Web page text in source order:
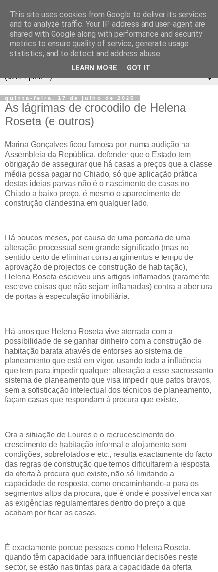
▼
quinta-feira, 17 de julho de 2025
As lágrimas de crocodilo de Helena
Roseta (e outros)
Marina Gonçalves ficou famosa por, numa audição na
Assembleia da República, defender que o Estado tem
obrigação de assegurar que há casas a preços que a classe
média possa pagar no Chiado, só que aplicação prática
destas ideias parvas não é o nascimento de casas no
Chiado a baixo preço, é mesmo o aparecimento de
construção clandestina em qualquer lado.
Há poucos meses, por causa de uma porcaria de uma
alteração processual sem grande significado (mas no
sentido certo de eliminar constrangimentos e tempo de
aprovação de projectos de construção de habitação),
Helena Roseta escreveu uns artigos inflamados (raramente
escreve coisas que não sejam inflamadas) contra a abertura
de portas à especulação imobiliária.
Há anos que Helena Roseta vive aterrada com a
possibilidade de se ganhar dinheiro com a construção de
habitação barata através de entorses ao sistema de
planeamento que está em vigor, usando toda a influência
que tem para impedir qualquer alteração a esse sacrossanto
sistema de planeamento que visa impedir que patos bravos,
sem a sofisticação intelectual dos técnicos de planeamento,
façam casas que respondam à procura que existe.
Ora a situação de Loures e o recrudescimento do
crescimento de habitação informal e alojamento sem
condições, sobrelotados e etc., resulta exactamente do facto
das regras de construção que temos dificultarem a resposta
da oferta à procura que existe, não só limitando a
capacidade de resposta, como encaminhando-a para os
segmentos altos da procura, que é onde é possível encaixar
as exigências regulamentares dentro do preço a que
acabam por ficar as casas.
É exactamente porque pessoas como Helena Roseta,
quando têm capacidade para influenciar decisões neste
sector, se estão nas tintas para a capacidade da oferta
This site uses cookies from Google to deliver its services
and to analyze traffic. Your IP address and user-agent are
shared with Google along with performance and security
metrics to ensure quality of service, generate usage
statistics, and to detect and address abuse.
LEARN MORE GOT IT